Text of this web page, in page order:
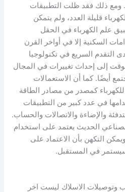
ومع ذلك فقد ظلت التطبيقات
قليلة العدد، ولم يتمكن
علم الكهرباء في الحقل
السكنية إلا في أواخر القرن
التقدم السريع في تكنولوجيا
إلى إحداث تغييرات في المجال
أيضًا. كما أن الاستعمالات
للكهرباء كمصدر من مصادر الطاقة
في عدد كبير من التطبيقات
والإضاءة والاتصالات والحساب.
الحديث يعتمد على استخدام
ويمكن التكهن بأن الاعتماد على
سيستمر في المستقبل.
وتوصيلات الاسلاك ليست اخر